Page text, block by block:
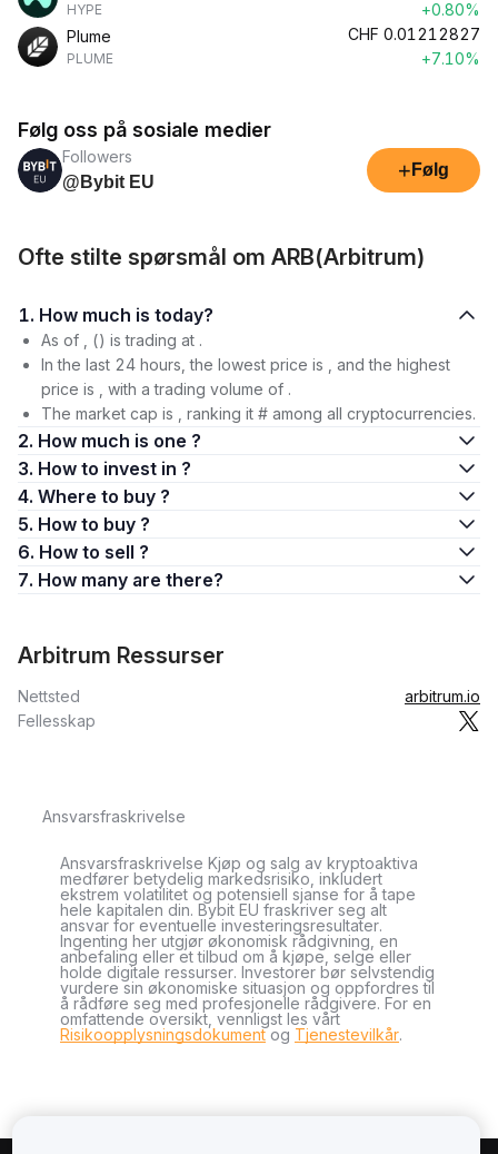
HYPE
+0.80%
Plume
PLUME
CHF 0.01212827
+7.10%
Følg oss på sosiale medier
Followers
@Bybit EU
+ Følg
Ofte stilte spørsmål om ARB(Arbitrum)
1. How much is today?
As of , () is trading at .
In the last 24 hours, the lowest price is , and the highest
price is , with a trading volume of .
The market cap is , ranking it # among all cryptocurrencies.
2. How much is one ?
3. How to invest in ?
4. Where to buy ?
5. How to buy ?
6. How to sell ?
7. How many are there?
Arbitrum Ressurser
Nettsted
arbitrum.io
Fellesskap
Ansvarsfraskrivelse
Ansvarsfraskrivelse Kjøp og salg av kryptoaktiva
medfører betydelig markedsrisiko, inkludert
ekstrem volatilitet og potensiell sjanse for å tape
hele kapitalen din. Bybit EU fraskriver seg alt
ansvar for eventuelle investeringsresultater.
Ingenting her utgjør økonomisk rådgivning, en
anbefaling eller et tilbud om å kjøpe, selge eller
holde digitale ressurser. Investorer bør selvstendig
vurdere sin økonomiske situasjon og oppfordres til
å rådføre seg med profesjonelle rådgivere. For en
omfattende oversikt, vennligst les vårt
Risikoopplysningsdokumentog Tjenestevilkår.